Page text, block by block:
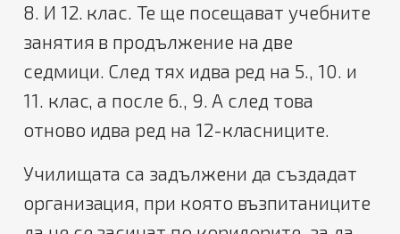
8. И 12. клас. Те ще посещават учебните
занятия в продължение на две
седмици. След тях идва ред на 5., 10. и
11. клас, а после 6., 9. А след това
отново идва ред на 12-класниците.
Училищата са задължени да създадат
организация, при която възпитаниците